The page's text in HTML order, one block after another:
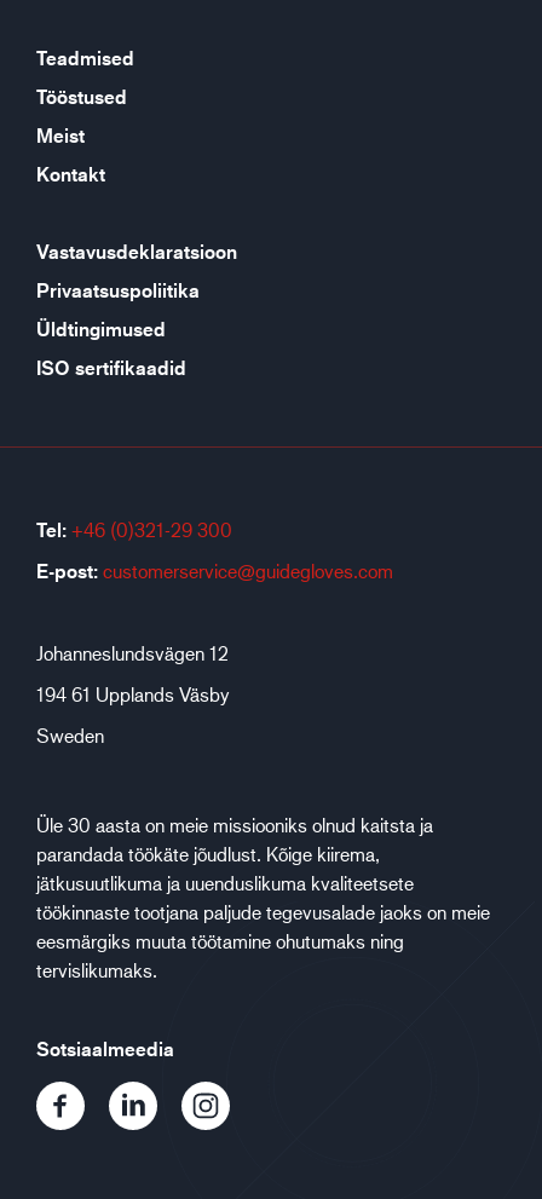
Teadmised
Tööstused
Meist
Kontakt
Vastavusdeklaratsioon
Privaatsuspoliitika
Üldtingimused
ISO sertifikaadid
Tel: +46 (0)321-29 300
E-post: customerservice@guidegloves.com
Johanneslundsvägen 12
194 61 Upplands Väsby
Sweden
Üle 30 aasta on meie missiooniks olnud kaitsta ja
parandada töökäte jõudlust. Kõige kiirema,
jätkusuutlikuma ja uuenduslikuma kvaliteetsete
töökinnaste tootjana paljude tegevusalade jaoks on meie
eesmärgiks muuta töötamine ohutumaks ning
tervislikumaks.
Sotsiaalmeedia